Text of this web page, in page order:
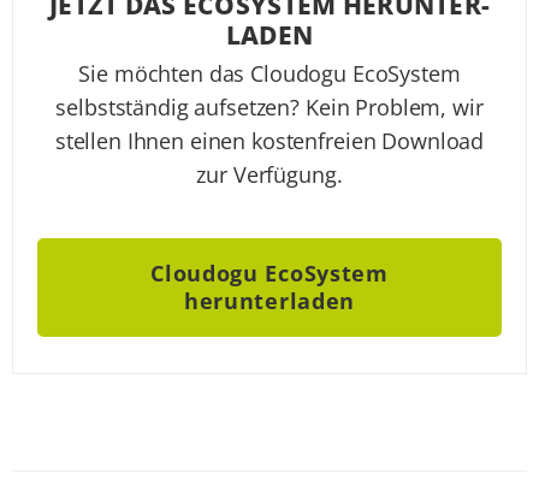
LA­DEN
Sie möchten das Cloudogu EcoSystem
selbstständig aufsetzen? Kein Problem, wir
stellen Ihnen einen kostenfreien Download
zur Verfügung.
Cloudogu EcoSystem
herunterladen